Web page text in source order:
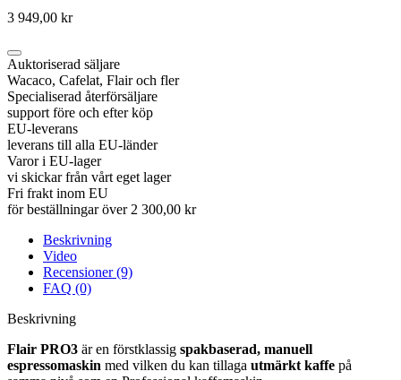
3 949,00 kr
Auktoriserad säljare
Wacaco, Cafelat, Flair och fler
Specialiserad återförsäljare
support före och efter köp
EU-leverans
leverans till alla EU-länder
Varor i EU-lager
vi skickar från vårt eget lager
Fri frakt inom EU
för beställningar över 2 300,00 kr
Beskrivning
Video
Recensioner (9)
FAQ (0)
Beskrivning
Flair PRO3 är en förstklassig spakbaserad, manuell
espressomaskin med vilken du kan tillaga utmärkt kaffe på